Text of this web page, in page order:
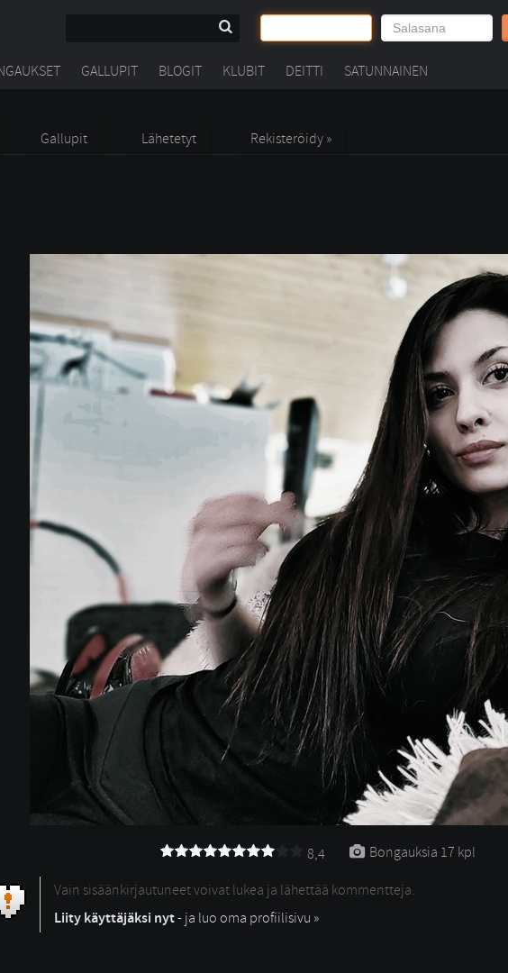
GALLUPIT BLOGIT KLUBIT DEITTI SATUNNAINEN
Gallupit Lähetetyt Rekisteröidy »
8,4 Bongauksia 17 kpl
Vain sisäänkirjautuneet voivat lukea ja lähettää kommentteja.
Liity käyttäjäksi nyt- ja luo oma profiilisivu »